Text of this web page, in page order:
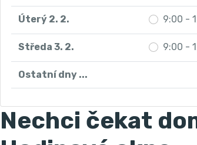
Úterý 2. 2. 9:00 -
Středa 3. 2. 9:00 -
Ostatní dny ...
Nechci čekat